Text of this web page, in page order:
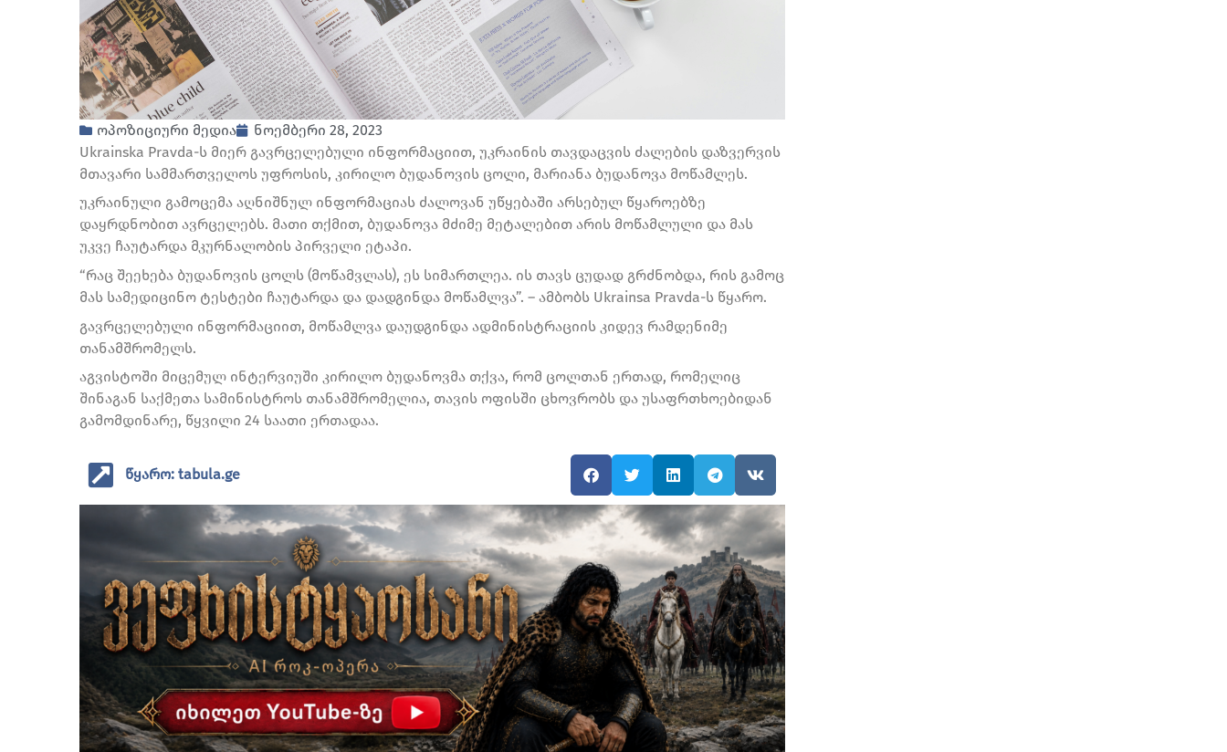
ოპოზიციური მედია
ნოემბერი 28, 2023
Ukrainska Pravda-ს მიერ გავრცელებული ინფორმაციით, უკრაინის თავდაცვის ძალების დაზვერვის
მთავარი სამმართველოს უფროსის, კირილო ბუდანოვის ცოლი, მარიანა ბუდანოვა მოწამლეს.
უკრაინული გამოცემა აღნიშნულ ინფორმაციას ძალოვან უწყებაში არსებულ წყაროებზე
დაყრდნობით ავრცელებს. მათი თქმით, ბუდანოვა მძიმე მეტალებით არის მოწამლული და მას
უკვე ჩაუტარდა მკურნალობის პირველი ეტაპი.
“რაც შეეხება ბუდანოვის ცოლს (მოწამვლას), ეს სიმართლეა. ის თავს ცუდად გრძნობდა, რის გამოც
მას სამედიცინო ტესტები ჩაუტარდა და დადგინდა მოწამლვა”. – ამბობს Ukrainsa Pravda-ს წყარო.
გავრცელებული ინფორმაციით, მოწამლვა დაუდგინდა ადმინისტრაციის კიდევ რამდენიმე
თანამშრომელს.
აგვისტოში მიცემულ ინტერვიუში კირილო ბუდანოვმა თქვა, რომ ცოლთან ერთად, რომელიც
შინაგან საქმეთა სამინისტროს თანამშრომელია, თავის ოფისში ცხოვრობს და უსაფრთხოებიდან
გამომდინარე, წყვილი 24 საათი ერთადაა.
წყარო: tabula.ge